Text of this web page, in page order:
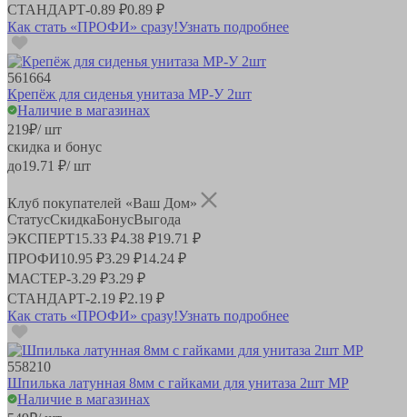
СТАНДАРТ-0.89 ₽0.89 ₽
Как стать «ПРОФИ» сразу!Узнать подробнее
561664
Крепёж для сиденья унитаза MP-У 2шт
Наличие в магазинах
219₽/ шт
скидка и бонус
до19.71 ₽/ шт
Клуб покупателей «Ваш Дом»
СтатусСкидкаБонусВыгода
ЭКСПЕРТ15.33 ₽4.38 ₽19.71 ₽
ПРОФИ10.95 ₽3.29 ₽14.24 ₽
МАСТЕР-3.29 ₽3.29 ₽
СТАНДАРТ-2.19 ₽2.19 ₽
Как стать «ПРОФИ» сразу!Узнать подробнее
558210
Шпилька латунная 8мм с гайками для унитаза 2шт MP
Наличие в магазинах